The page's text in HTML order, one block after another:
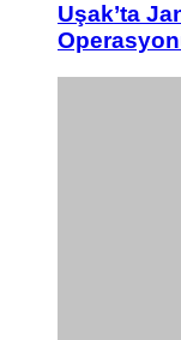
Uşak’ta